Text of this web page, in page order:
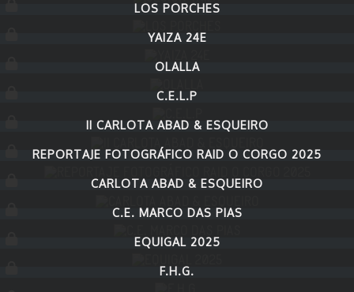
LOS PORCHES
YAIZA 24E
OLALLA
C.E.L.P
II CARLOTA ABAD & ESQUEIRO
REPORTAJE FOTOGRÁFICO RAID O CORGO 2025
CARLOTA ABAD & ESQUEIRO
C.E. MARCO DAS PIAS
EQUIGAL 2025
F.H.G.